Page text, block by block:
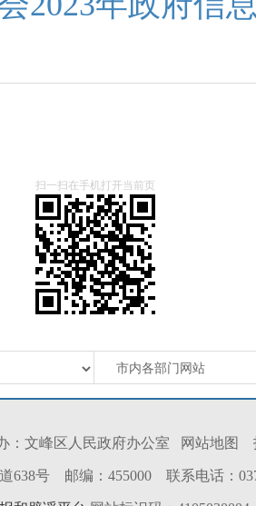
扫一扫在手机打开当前页
文峰区人民政府办公室 网站地图
638号 邮编：455000 联系电话：